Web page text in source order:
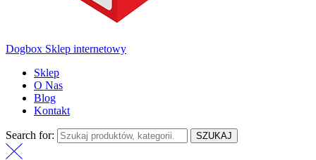
Dogbox Sklep internetowy
Sklep
O Nas
Blog
Kontakt
Search for: SZUKAJ